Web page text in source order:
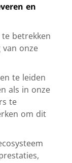
en
betrekken
onze
te leiden
als in onze
te
om dit